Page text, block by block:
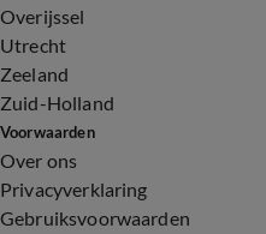
Overijssel
Utrecht
Zeeland
Zuid-Holland
Voorwaarden
Over ons
Privacyverklaring
Gebruiksvoorwaarden